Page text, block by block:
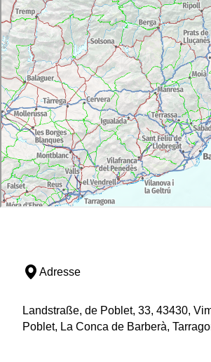
Adresse
Landstraße, de Poblet, 33, 43430,
Poblet, La Conca de Barberà,